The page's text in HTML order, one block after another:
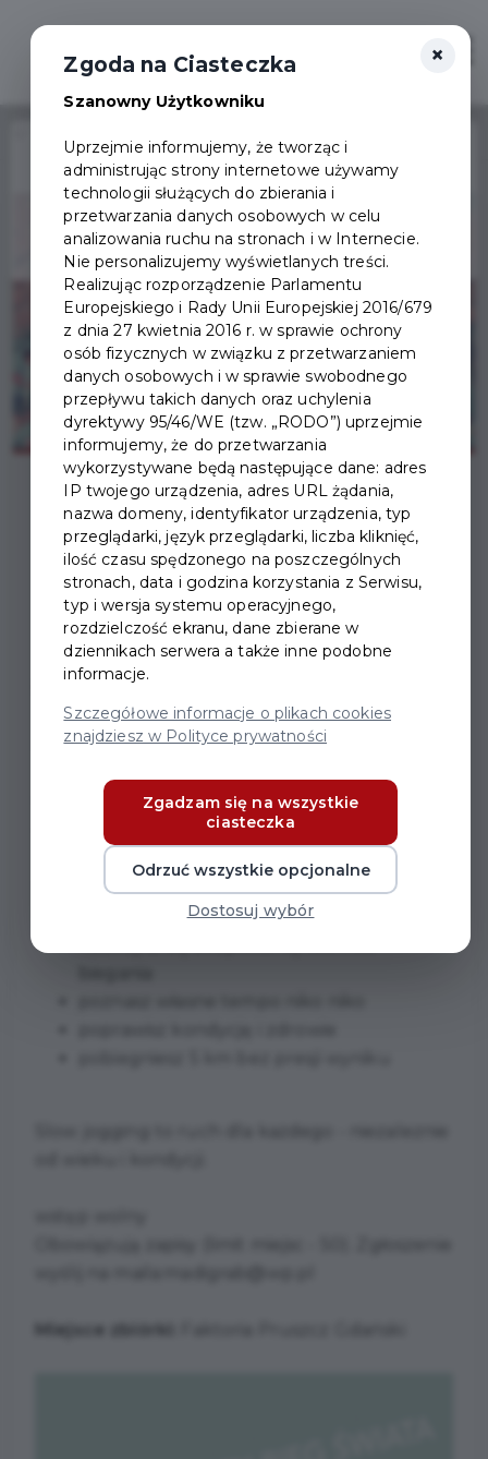
Wydarzenie już się
zakończyło
IX MIĘDZYNARODOWY
DZIEŃ SLOW JOGGINGU
IX Międzynarodowy Dzień Slow Joggingu
23 maja 2026 r.
godzina 12:00
Poznaj japońską metodę biegania w tempie
niko niko, czyli z uśmiechem na twarzy.
Podczas wydarzenia:
Miejsce zbiórki:
×
Zgoda na Ciasteczka
Szanowny Użytkowniku
Uprzejmie informujemy, że tworząc i
administrując strony internetowe używamy
technologii służących do zbierania i
przetwarzania danych osobowych w celu
analizowania ruchu na stronach i w Internecie.
Nie personalizujemy wyświetlanych treści.
Realizując rozporządzenie Parlamentu
Europejskiego i Rady Unii Europejskiej 2016/679
z dnia 27 kwietnia 2016 r. w sprawie ochrony
osób fizycznych w związku z przetwarzaniem
danych osobowych i w sprawie swobodnego
przepływu takich danych oraz uchylenia
dyrektywy 95/46/WE (tzw. „RODO”) uprzejmie
informujemy, że do przetwarzania
wykorzystywane będą następujące dane: adres
IP twojego urządzenia, adres URL żądania,
nazwa domeny, identyfikator urządzenia, typ
przeglądarki, język przeglądarki, liczba kliknięć,
ilość czasu spędzonego na poszczególnych
stronach, data i godzina korzystania z Serwisu,
typ i wersja systemu operacyjnego,
rozdzielczość ekranu, dane zbierane w
dziennikach serwera a także inne podobne
informacje.
Szczegółowe informacje o plikach cookies
znajdziesz w Polityce prywatności
Zgadzam się na wszystkie
ciasteczka
Odrzuć wszystkie opcjonalne
Dostosuj wybór